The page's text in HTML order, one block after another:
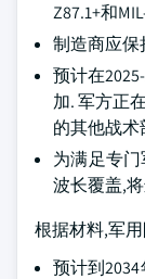
Z87.1+和
制造商应保
预计在
加. 军方正
的其他战术
为满足专
波长覆盖,
根据材料,军
预计到